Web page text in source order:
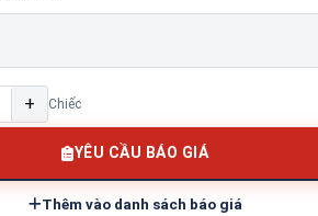
+ Chiếc
YÊU CẦU BÁO GIÁ
Thêm vào danh sách báo giá